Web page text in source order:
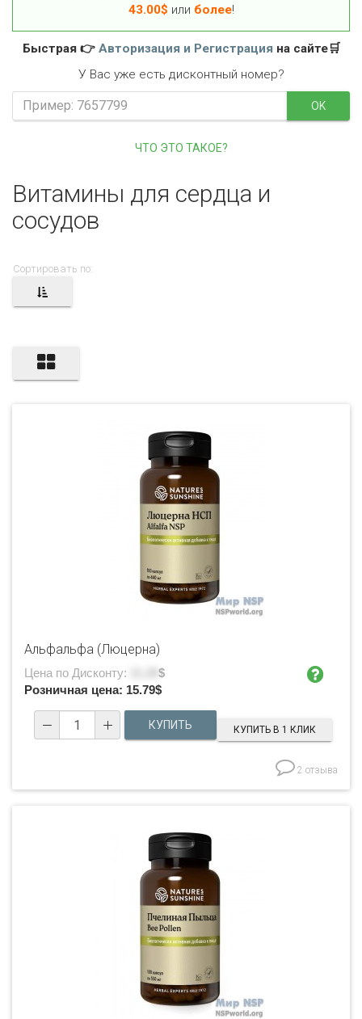
Витамины для сердца и
сосудов
Сортировать по:
Альфальфа (Люцерна)
Цена по Дисконту:
$
Розничная цена: 15.79$
КУПИТЬ В 1 КЛИК
2 отзыва
43.00$ или более!
Быстрая 👉 Авторизация и Регистрацияна сайте🛒
У Вас уже есть дисконтный номер?
OK
ЧТО ЭТО ТАКОЕ?